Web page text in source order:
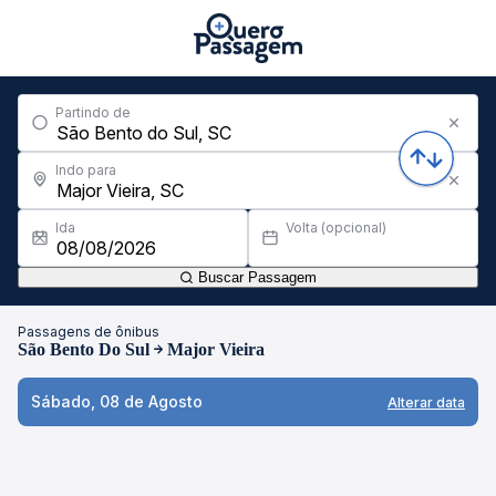
Partindo de
Indo para
Ida Volta (opcional)
Buscar Passagem
Passagens de ônibus
São Bento Do Sul Major Vieira
Sábado, 08 de Agosto Alterar data